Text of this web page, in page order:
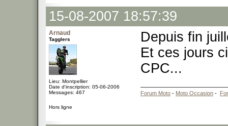
15-08-2007 18:57:39
Arnaud
Tagglers
Lieu: Montpellier
Date d'inscription: 05-06-2006
Messages: 467
Depuis fin
Et ces jours
CPC...
Forum Moto - Moto Occasion -
Hors ligne